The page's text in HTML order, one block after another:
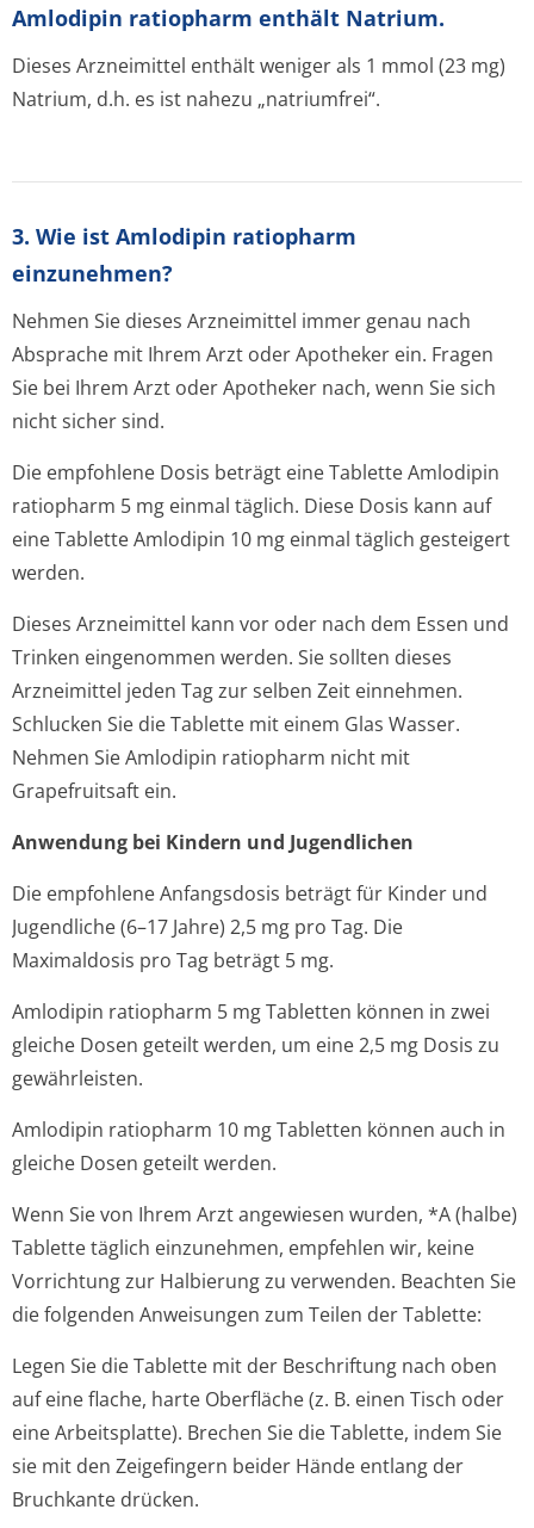
Amlodipin ratiopharm enthält Natrium.
Dieses Arzneimittel enthält weniger als 1 mmol (23 mg)
Natrium, d.h. es ist nahezu „natriumfrei“.
3. Wie ist Amlodipin ratiopharm
einzunehmen?
Nehmen Sie dieses Arzneimittel immer genau nach
Absprache mit Ihrem Arzt oder Apotheker ein. Fragen
Sie bei Ihrem Arzt oder Apotheker nach, wenn Sie sich
nicht sicher sind.
Die empfohlene Dosis beträgt eine Tablette Amlodipin
ratiopharm 5 mg einmal täglich. Diese Dosis kann auf
eine Tablette Amlodipin 10 mg einmal täglich gesteigert
werden.
Dieses Arzneimittel kann vor oder nach dem Essen und
Trinken eingenommen werden. Sie sollten dieses
Arzneimittel jeden Tag zur selben Zeit einnehmen.
Schlucken Sie die Tablette mit einem Glas Wasser.
Nehmen Sie Amlodipin ratiopharm nicht mit
Grapefruitsaft ein.
Anwendung bei Kindern und Jugendlichen
Die empfohlene Anfangsdosis beträgt für Kinder und
Jugendliche (6–17 Jahre) 2,5 mg pro Tag. Die
Maximaldosis pro Tag beträgt 5 mg.
Amlodipin ratiopharm 5 mg Tabletten können in zwei
gleiche Dosen geteilt werden, um eine 2,5 mg Dosis zu
gewährleisten.
Amlodipin ratiopharm 10 mg Tabletten können auch in
gleiche Dosen geteilt werden.
Wenn Sie von Ihrem Arzt angewiesen wurden, *A (halbe)
Tablette täglich einzunehmen, empfehlen wir, keine
Vorrichtung zur Halbierung zu verwenden. Beachten Sie
die folgenden Anweisungen zum Teilen der Tablette:
Legen Sie die Tablette mit der Beschriftung nach oben
auf eine flache, harte Oberfläche (z. B. einen Tisch oder
eine Arbeitsplatte). Brechen Sie die Tablette, indem Sie
sie mit den Zeigefingern beider Hände entlang der
Bruchkante drücken.